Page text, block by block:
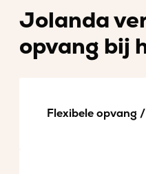
Jolanda
opvang bij
Flexibele opvang